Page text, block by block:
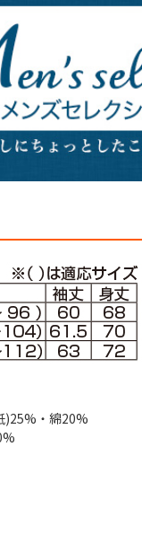
)25%・綿20%